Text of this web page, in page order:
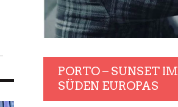
PORTO – SUNSET IM
SÜDEN EUROPAS